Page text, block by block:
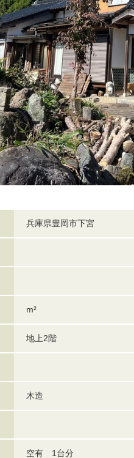
兵庫県豊岡市下宮
m²
地上2階
木造
空有 1台分